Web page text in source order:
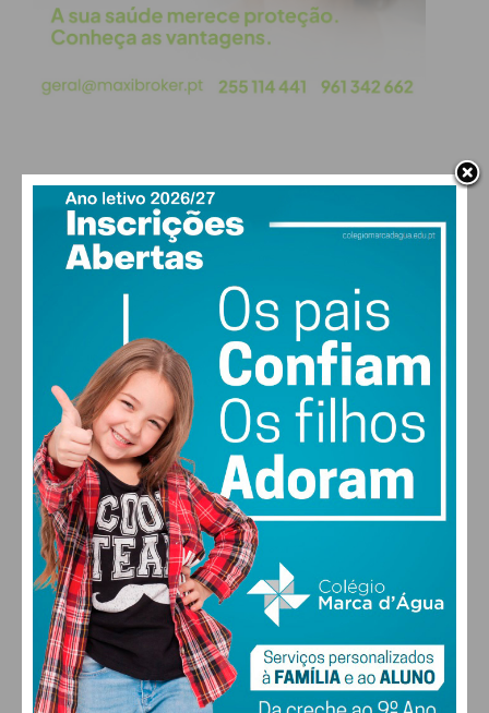
PAÇOS DE FERREIRA
30°
scattered clouds
vento: 4m/s O
MAX 30 • MIN 28
30°
SEX
27
SÁB
28°
DOM SEG
FARMACIAS DE SERVIÇO EM PAÇOS DE
FERREIRA